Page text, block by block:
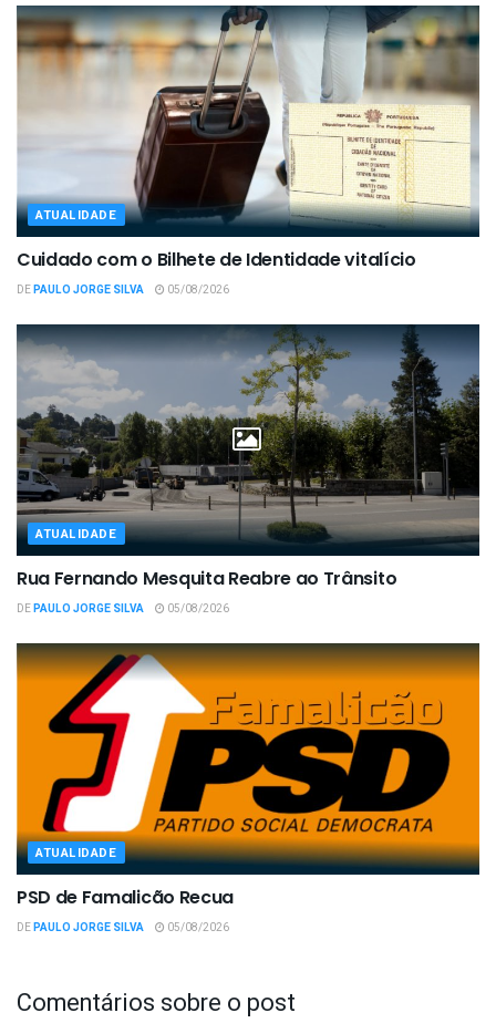
ATUALIDADE
Cuidado com o Bilhete de Identidade vitalício
DEPAULO JORGE SILVA 05/08/2026
ATUALIDADE
Rua Fernando Mesquita Reabre ao Trânsito
DEPAULO JORGE SILVA 05/08/2026
ATUALIDADE
PSD de Famalicão Recua
DEPAULO JORGE SILVA 05/08/2026
Comentários sobre o post